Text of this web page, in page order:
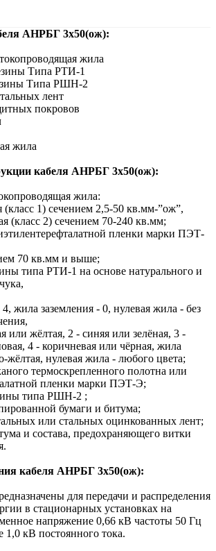
АНРБГ 3х50(ож):
жила
Типа РТИ-1
Типа РШН-2
лент
покровов
жила
кабеля АНРБГ 3х50(ож):
жила:
(класс 1) сечением 2,5-50 кв.мм-”ож”,
(класс 2) сечением 70-240 кв.мм;
пленки марки ПЭТ-
70 кв.мм и выше;
типа РТИ-1 на основе натурального и
жила заземления - 0, нулевая жила - без
или жёлтая, 2 - синяя или зелёная, 3 -
4 - коричневая или чёрная, жила
жёлтая, нулевая жила - любого цвета;
термоскрепленного полотна или
пленки марки ПЭТ-Э;
типа РШН-2 ;
бумаги и битума;
или стальных оцинкованных лент;
и состава, предохраняющего витки
кабеля АНРБГ 3х50(ож):
для передачи и распределения
в стационарных установках на
напряжение 0,66 кВ частоты 50 Гц
кВ постоянного тока.